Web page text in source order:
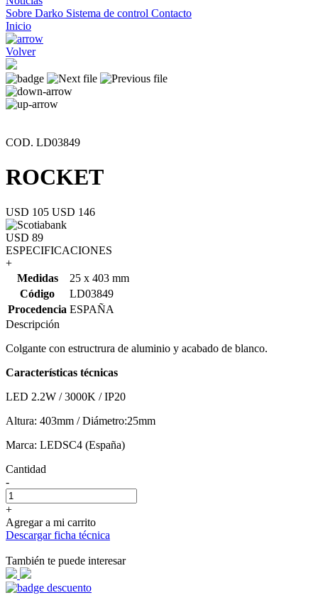
Sobre Darko Sistema de control Contacto
Inicio
Volver
COD. LD03849
ROCKET
USD 105 USD 146
USD 89
ESPECIFICACIONES
+
Medidas
25 x 403 mm
Código
LD03849
Procedencia ESPAÑA
Descripción
Colgante con estructrura de aluminio y acabado de blanco.
Características técnicas
LED 2.2W / 3000K / IP20
Altura: 403mm / Diámetro:25mm
Marca: LEDSC4 (España)
Cantidad
-
+
Agregar a mi carrito
Descargar ficha técnica
También te puede interesar